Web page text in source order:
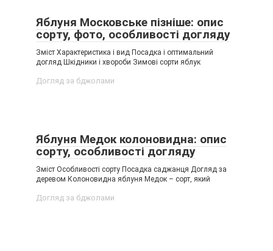
Яблуня Московське пізніше: опис
сорту, фото, особливості догляду
Зміст Характеристика і вид Посадка і оптимальний
догляд Шкідники і хвороби Зимові сорти яблук
Догляд за бджолами
Яблуня Медок колоновидна: опис
сорту, особливості догляду
Зміст Особливості сорту Посадка саджанця Догляд за
деревом Колоновидна яблуня Медок – сорт, який
Догляд за бджолами